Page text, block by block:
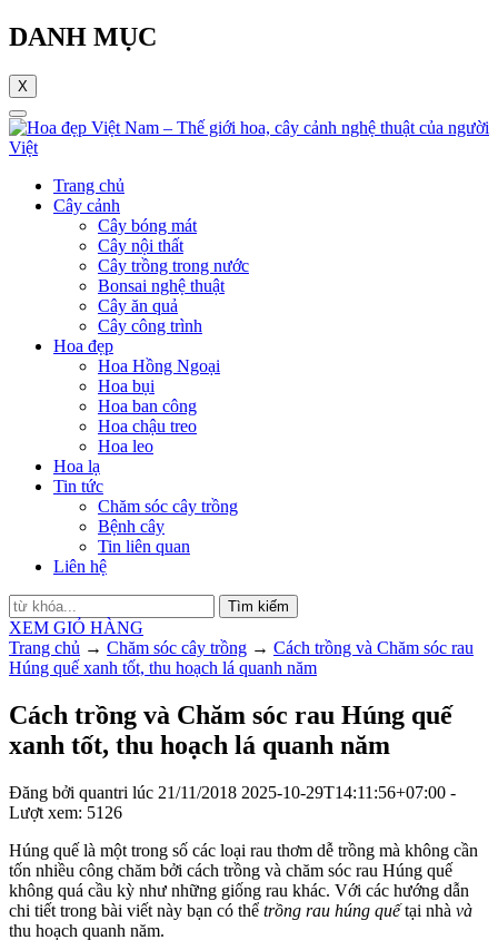
DANH MỤC
X
Trang chủ
Cây cảnh
Cây bóng mát
Cây nội thất
Cây trồng trong nước
Bonsai nghệ thuật
Cây ăn quả
Cây công trình
Hoa đẹp
Hoa Hồng Ngoại
Hoa bụi
Hoa ban công
Hoa chậu treo
Hoa leo
Hoa lạ
Tin tức
Chăm sóc cây trồng
Bệnh cây
Tin liên quan
Liên hệ
Tìm kiếm
XEM GIỎ HÀNG
Trang chủ → Chăm sóc cây trồng → Cách trồng và Chăm sóc rau
Húng quế xanh tốt, thu hoạch lá quanh năm
Cách trồng và Chăm sóc rau Húng quế
xanh tốt, thu hoạch lá quanh năm
Đăng bởi quantri lúc 21/11/2018 2025-10-29T14:11:56+07:00 -
Lượt xem: 5126
Húng quế là một trong số các loại rau thơm dễ trồng mà không cần
tốn nhiều công chăm bởi cách trồng và chăm sóc rau Húng quế
không quá cầu kỳ như những giống rau khác. Với các hướng dẫn
chi tiết trong bài viết này bạn có thể trồng rau húng quếtại nhà và
thu hoạch quanh năm.